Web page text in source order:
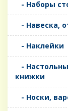
- Наборы
- Навеска,
- Наклейки
-
книжки
- Носки,